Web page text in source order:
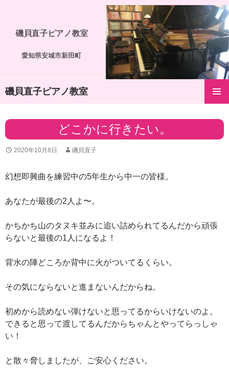
愛知県安城市新田町
磯貝直子ピアノ教室
磯貝直子ピアノ教室
テ
へ
キ
プ
どこかに行きたい。
2020年10月8日 磯貝直子
幻想即興曲を練習中の5年生から中一の皆様。
あなたが最後の2人よ〜。
かちかち山のタヌキ並みに追い詰められてるんだから頑張
らないと最後の1人になるよ！
背水の陣どころか背中に火がついてるくらい。
その気にならないと進まないんだからね。
初めから読めない弾けないと思ってるからいけないのよ。
できると思って渡してるんだからちゃんとやってらっしゃ
い！
と散々脅しましたが、ご安心ください。